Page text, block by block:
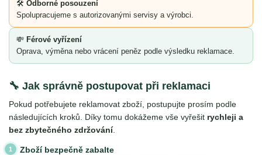
🛠 Odborné posouzení
Spolupracujeme s autorizovanými servisy a výrobci.
💸 Férové vyřízení
Oprava, výměna nebo vrácení peněz podle výsledku reklamace.
🔧 Jak správně postupovat při reklamaci
Pokud potřebujete reklamovat zboží, postupujte prosím podle
následujících kroků. Díky tomu dokážeme vše vyřešit rychleji a
bez zbytečného zdržování.
1 Zboží bezpečně zabalte